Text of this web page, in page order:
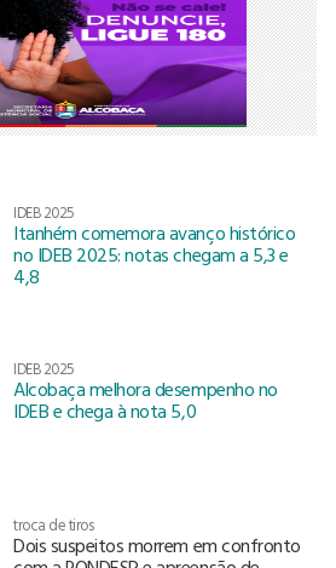
IDEB 2025
Itanhém comemora avanço histórico
no IDEB 2025: notas chegam a 5,3 e
4,8
IDEB 2025
Alcobaça melhora desempenho no
IDEB e chega à nota 5,0
troca de tiros
Dois suspeitos morrem em confronto